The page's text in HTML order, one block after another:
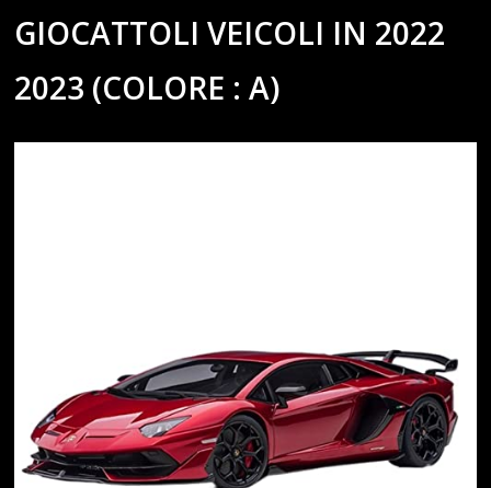
GIOCATTOLI VEICOLI IN 2022
2023 (COLORE : A)